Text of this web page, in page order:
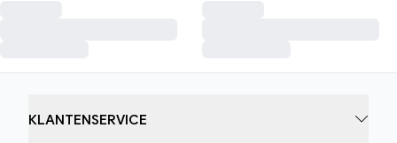
KLANTENSERVICE